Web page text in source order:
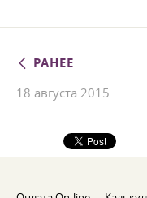
РАНЕЕ
18 августа 2015